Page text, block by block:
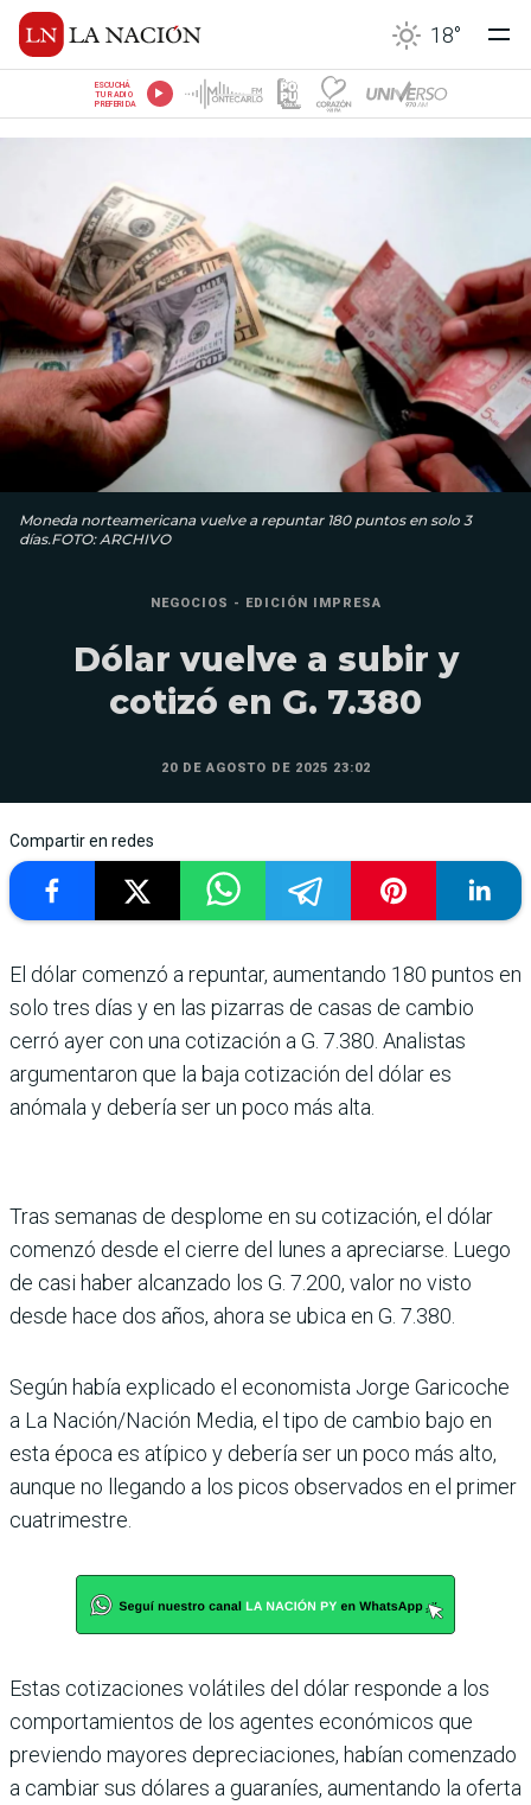
18°
ESCUCHÁ
TU RADIO
PREFERIDA
Moneda norteamericana vuelve a repuntar 180 puntos en solo 3
días.FOTO: ARCHIVO
NEGOCIOS - EDICIÓN IMPRESA
Dólar vuelve a subir y
cotizó en G. 7.380
20 DE AGOSTO DE 2025 23:02
Compartir en redes
El dólar comenzó a repuntar, aumentando 180 puntos en
solo tres días y en las pizarras de casas de cambio
cerró ayer con una cotización a G. 7.380. Analistas
argumentaron que la baja cotización del dólar es
anómala y debería ser un poco más alta.
Tras semanas de desplome en su cotización, el dólar
comenzó desde el cierre del lunes a apreciarse. Luego
de casi haber alcanzado los G. 7.200, valor no visto
desde hace dos años, ahora se ubica en G. 7.380.
Según había explicado el eco­nomista Jorge Garicoche
a La Nación/Nación Media, el tipo de cambio bajo en
esta época es atípico y debería ser un poco más alto,
aun­que no llegando a los picos observados en el primer
cua­trimestre.
Estas cotizaciones volátiles del dólar responde a los
comportamientos de los agentes económicos que
previendo mayores deprecia­ciones, habían comenzado
a cambiar sus dólares a guara­níes, aumentando la oferta